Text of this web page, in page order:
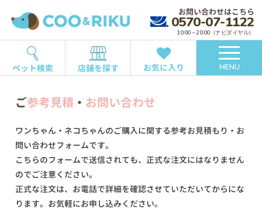
お問い合わせはこちら
0570-07-1122
10:00～20:00（ナビダイヤル）
ペット検索 店舗を探す お気に入り MENU
ご参考見積 ・ お問い合わせ
ワンちゃん・ネコちゃんのご購入に関する参考お見積もり・お
問い合わせフォームです。
こちらのフォームで送信されても、正式な注文にはなりません
のでご注意ください。
正式な注文は、お電話で詳細を確認させていただいてからにな
ります。お気軽にお申し込みください。